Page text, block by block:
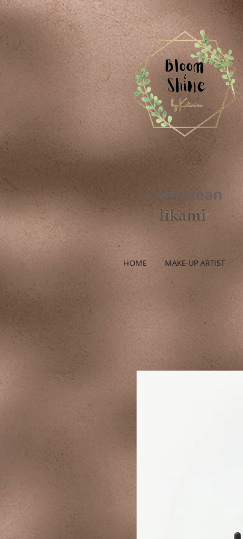
HOME MAKE-UP ARTIST